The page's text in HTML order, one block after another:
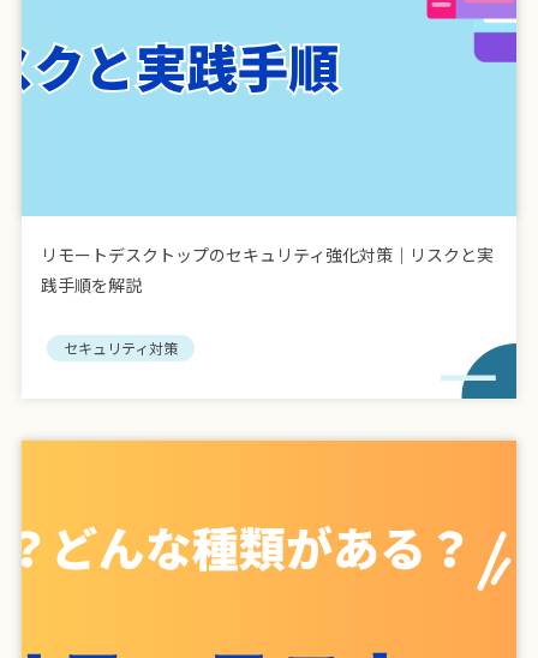
リモートデスクトップのセキュリティ強化対策｜リスクと実
践手順を解説
セキュリティ対策